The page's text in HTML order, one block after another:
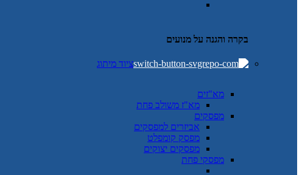
בקרה והגנה על מנועים
ציוד מיתוג
מא"זים
מא"ז משולב פחת
מפסקים
אביזרים למפסקים
מפסק קומפלט
מפסקים יצוקים
מפסקי פחת